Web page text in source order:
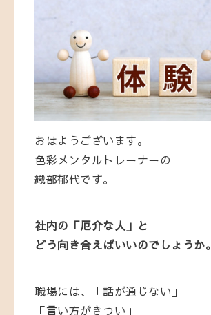
おはようございます。
色彩メンタルトレーナーの
織部郁代です。
社内の「厄介な人」と
どう向き合えばいいのでしょうか。
職場には、「話が通じない」
「言い方がきつい」